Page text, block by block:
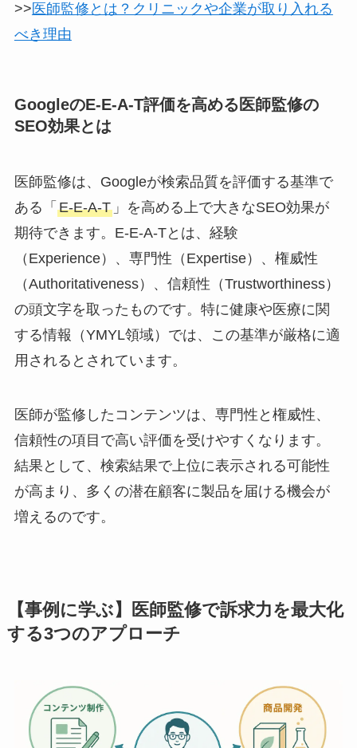
>> 医師監修とは？クリニックや企業が取り入れる
べき理由
GoogleのE-E-A-T評価を高める医師監修の
SEO効果とは
医師監修は、Googleが検索品質を評価する基準で
ある「 E-E-A-T」を高める上で大きなSEO効果が
期待できます。E-E-A-Tとは、経験
（Experience）、専門性（Expertise）、権威性
（Authoritativeness）、信頼性（Trustworthiness）
の頭文字を取ったものです。特に健康や医療に関
する情報（YMYL領域）では、この基準が厳格に適
用されるとされています。
医師が監修したコンテンツは、専門性と権威性、
信頼性の項目で高い評価を受けやすくなります。
結果として、検索結果で上位に表示される可能性
が高まり、多くの潜在顧客に製品を届ける機会が
増えるのです。
【事例に学ぶ】医師監修で訴求力を最大化
する3つのアプローチ